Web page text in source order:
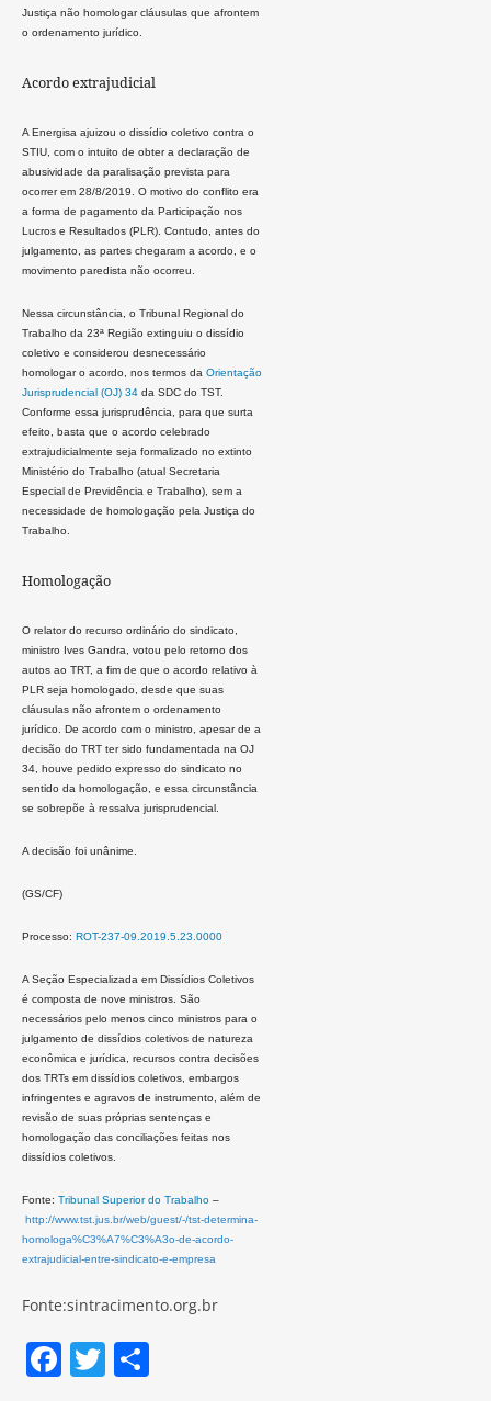
Justiça não homologar cláusulas que afrontem
o ordenamento jurídico.
Acordo extrajudicial
A Energisa ajuizou o dissídio coletivo contra o
STIU, com o intuito de obter a declaração de
abusividade da paralisação prevista para
ocorrer em 28/8/2019. O motivo do conflito era
a forma de pagamento da Participação nos
Lucros e Resultados (PLR). Contudo, antes do
julgamento, as partes chegaram a acordo, e o
movimento paredista não ocorreu.
Nessa circunstância, o Tribunal Regional do
Trabalho da 23ª Região extinguiu o dissídio
coletivo e considerou desnecessário
homologar o acordo, nos termos da Orientação
Jurisprudencial (OJ) 34 da SDC do TST.
Conforme essa jurisprudência, para que surta
efeito, basta que o acordo celebrado
extrajudicialmente seja formalizado no extinto
Ministério do Trabalho (atual Secretaria
Especial de Previdência e Trabalho), sem a
necessidade de homologação pela Justiça do
Trabalho.
Homologação
O relator do recurso ordinário do sindicato,
ministro Ives Gandra, votou pelo retorno dos
autos ao TRT, a fim de que o acordo relativo à
PLR seja homologado, desde que suas
cláusulas não afrontem o ordenamento
jurídico. De acordo com o ministro, apesar de a
decisão do TRT ter sido fundamentada na OJ
34, houve pedido expresso do sindicato no
sentido da homologação, e essa circunstância
se sobrepõe à ressalva jurisprudencial.
A decisão foi unânime.
(GS/CF)
Processo: ROT-237-09.2019.5.23.0000
A Seção Especializada em Dissídios Coletivos
é composta de nove ministros. São
necessários pelo menos cinco ministros para o
julgamento de dissídios coletivos de natureza
econômica e jurídica, recursos contra decisões
dos TRTs em dissídios coletivos, embargos
infringentes e agravos de instrumento, além de
revisão de suas próprias sentenças e
homologação das conciliações feitas nos
dissídios coletivos.
Fonte: Tribunal Superior do Trabalho –
http://www.tst.jus.br/web/guest/-/tst-determina-
homologa%C3%A7%C3%A3o-de-acordo-
extrajudicial-entre-sindicato-e-empresa
Fonte:sintracimento.org.br
F T